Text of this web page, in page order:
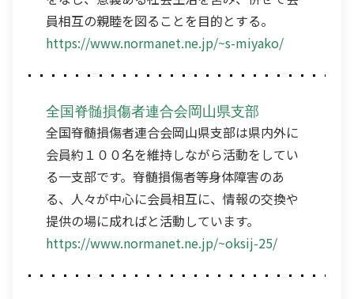
員相互の親睦を図ることを目的とする。
https://www.normanet.ne.jp/~s-miyako/
全国脊髄損傷者連合会岡山県支部
全国脊髄損傷者連合会岡山県支部は県内外に
会員約１００名を維持しながら活動をしてい
る一支部です。脊髄損傷者等身体障害のあ
る、人々が中心に会員相互に、情報の交換や
提供の場に成ればと活動しています。
https://www.normanet.ne.jp/~oksij-25/